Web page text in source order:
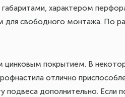
характером
для свободного монтажа. По
цинковым покрытием. В
отлично
подвеса дополнительно.